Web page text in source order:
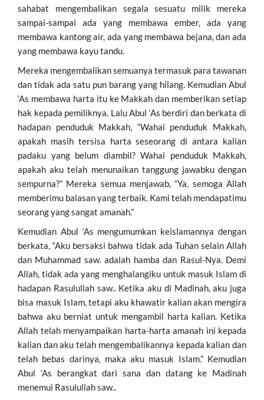
sahabat mengembalikan segala sesuatu milik mereka
sampai-sampai ada yang membawa ember, ada yang
membawa kantong air, ada yang membawa bejana, dan ada
yang membawa kayu tandu.
Mereka mengembalikan semuanya termasuk para tawanan
dan tidak ada satu pun barang yang hilang. Kemudian Abul
‘As membawa harta itu ke Makkah dan memberikan setiap
hak kepada pemiliknya. Lalu Abul ‘As berdiri dan berkata di
hadapan penduduk Makkah, “Wahai penduduk Makkah,
apakah masih tersisa harta seseorang di antara kalian
padaku yang belum diambil? Wahai penduduk Makkah,
apakah aku telah menunaikan tanggung jawabku dengan
sempurna?” Mereka semua menjawab, “Ya, semoga Allah
memberimu balasan yang terbaik. Kami telah mendapatimu
seorang yang sangat amanah.”
Kemudian Abul ‘As mengumumkan keislamannya dengan
berkata, “Aku bersaksi bahwa tidak ada Tuhan selain Allah
dan Muhammad saw. adalah hamba dan Rasul-Nya. Demi
Allah, tidak ada yang menghalangiku untuk masuk Islam di
hadapan Rasulullah saw.. Ketika aku di Madinah, aku juga
bisa masuk Islam, tetapi aku khawatir kalian akan mengira
bahwa aku berniat untuk mengambil harta kalian. Ketika
Allah telah menyampaikan harta-harta amanah ini kepada
kalian dan aku telah mengembalikannya kepada kalian dan
telah bebas darinya, maka aku masuk Islam.” Kemudian
Abul ‘As berangkat dari sana dan datang ke Madinah
menemui Rasulullah saw..